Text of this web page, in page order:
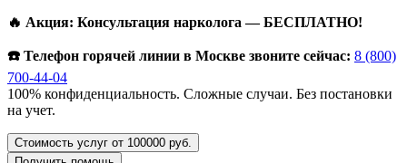
🔥 Акция: Консультация нарколога — БЕСПЛАТНО!
☎️ Телефон горячей линии в Москве звоните сейчас: 8 (800)
700-44-04
100% конфиденциальность. Сложные случаи. Без постановки
на учет.
Стоимость услуг от 100000 руб.